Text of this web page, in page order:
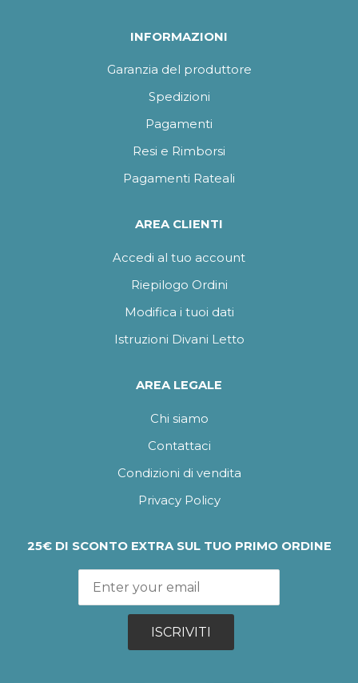
INFORMAZIONI
Garanzia del produttore
Spedizioni
Pagamenti
Resi e Rimborsi
Pagamenti Rateali
AREA CLIENTI
Accedi al tuo account
Riepilogo Ordini
Modifica i tuoi dati
Istruzioni Divani Letto
AREA LEGALE
Chi siamo
Contattaci
Condizioni di vendita
Privacy Policy
25€ DI SCONTO EXTRA SUL TUO PRIMO ORDINE
ISCRIVITI